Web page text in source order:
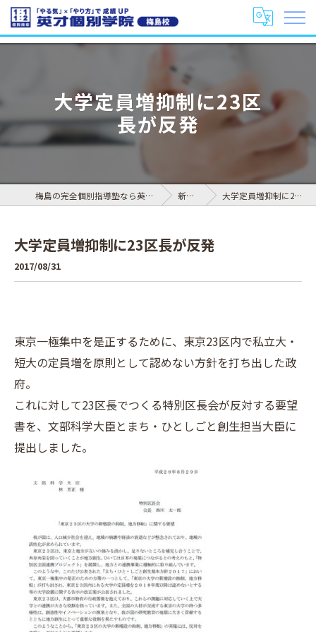
大学定員増抑制に23区
長が反発
梅島の完全個別指導塾なら英才個別学院 梅島校 新着情報 大学定員増抑制に23区長が反発
大学定員増抑制に23区長が反発
2017/08/31
東京一極集中を是正するために、東京23区内で私立大・
短大の定員増を原則として認めない方針を打ち出した政
府。
これに対して23区長でつくる特別区長会が反対する要望
書を、文部科学大臣とまち・ひとしごと創生担当大臣に
提出しました。